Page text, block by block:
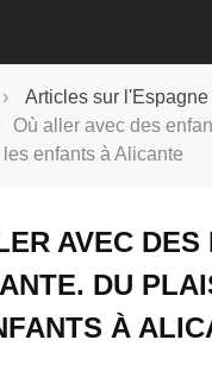
› Articles sur l'Espagne
Où aller avec des
enfants à Alicante
AVEC DES
DU
À